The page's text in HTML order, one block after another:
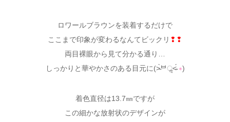
ロワールブラウンを装着するだけで
ここまで印象が変わるなんてビックリ ❢❢
両目裸眼から見て分かる通り…
しっかりと華やかさのある目元に(˃̴̀ᄇॢ˂̴́∗)
着色直径は13.7㎜ですが
この細かな放射状のデザインが